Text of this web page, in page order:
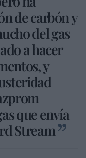
de carbón y
del gas
a hacer
y
que envía
Stream